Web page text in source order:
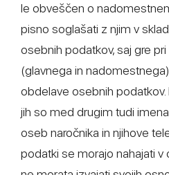
le obveščen o
pisno soglašati z njim v
osebnih podatkov, saj gre
(glavnega in
obdelave osebnih
jih so med drugim tudi
oseb naročnika in njihove
podatki se morajo nahajati v